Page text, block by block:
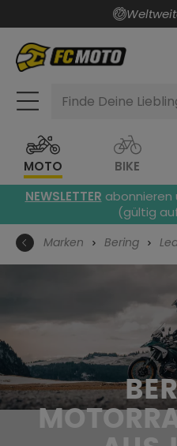
MOTO BIKE
Finde Deine
NEWSLETTER abonnieren
(gültig
Marken Bering